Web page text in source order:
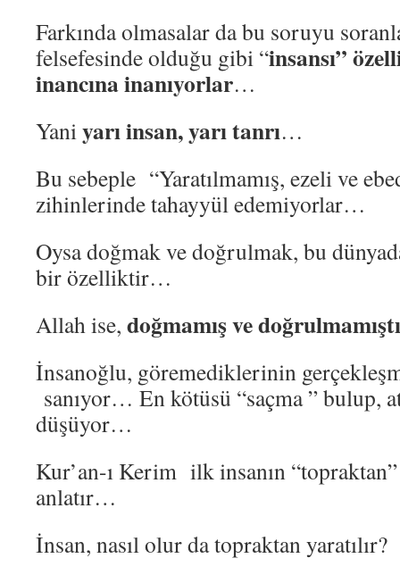
Farkında olmasalar da bu soruyu
felsefesinde olduğu gibi “insansı”
inancına inanıyorlar…
Yaniyarı insan, yarı tanrı…
Bu sebeple “Yaratılmamış, ezeli ve
zihinlerinde tahayyül edemiyorlar…
Oysa doğmak ve doğrulmak, bu
bir özelliktir…
Allah ise, doğmamış ve
İnsanoğlu, göremediklerinin
sanıyor… En kötüsü “saçma ” bulup,
düşüyor…
Kur’an-ı Kerim ilk insanın “topraktan”
anlatır…
İnsan, nasıl olur da topraktan yaratılır?